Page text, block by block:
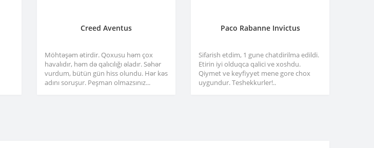
Creed Aventus
Möhtəşəm ətirdir. Qoxusu həm çox
havalıdır, həm də qalıcılığı əladır. Səhər
vurdum, bütün gün hiss olundu. Hər kəs
adını soruşur. Peşman olmazsınız...
Paco Rabanne Invictus
Sifarish etdim, 1 gune chatdirilma edildi.
Etirin iyi olduqca qalici ve xoshdu.
Qiymet ve keyfiyyet mene gore chox
uygundur. Teshekkurler!..